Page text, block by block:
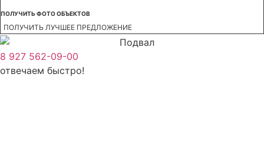
ПОЛУЧИТЬ ФОТО ОБЪЕКТОВ
ПОЛУЧИТЬ ЛУЧШЕЕ ПРЕДЛОЖЕНИЕ
8 927 562-09-00
отвечаем быстро!